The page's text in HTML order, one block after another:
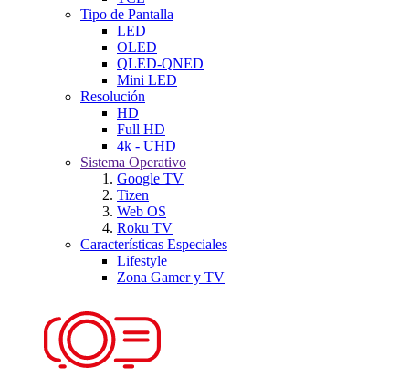
Tipo de Pantalla
LED
OLED
QLED-QNED
Mini LED
Resolución
HD
Full HD
4k - UHD
Sistema Operativo
Google TV
Tizen
Web OS
Roku TV
Características Especiales
Lifestyle
Zona Gamer y TV